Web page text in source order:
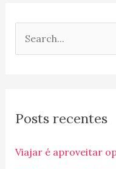
u
s
Posts recentes
Viajar é aproveitar